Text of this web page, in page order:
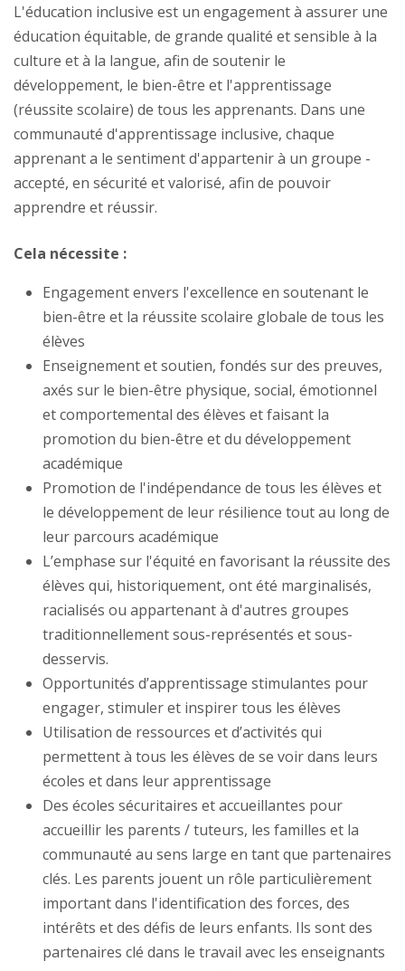
L'éducation inclusive est un engagement à assurer une
éducation équitable, de grande qualité et sensible à la
culture et à la langue, afin de soutenir le
développement, le bien-être et l'apprentissage
(réussite scolaire) de tous les apprenants. Dans une
communauté d'apprentissage inclusive, chaque
apprenant a le sentiment d'appartenir à un groupe -
accepté, en sécurité et valorisé, afin de pouvoir
apprendre et réussir.
Cela nécessite :
Engagement envers l'excellence en soutenant le
bien-être et la réussite scolaire globale de tous les
élèves
Enseignement et soutien, fondés sur des preuves,
axés sur le bien-être physique, social, émotionnel
et comportemental des élèves et faisant la
promotion du bien-être et du développement
académique
Promotion de l'indépendance de tous les élèves et
le développement de leur résilience tout au long de
leur parcours académique
L’emphase sur l'équité en favorisant la réussite des
élèves qui, historiquement, ont été marginalisés,
racialisés ou appartenant à d'autres groupes
traditionnellement sous-représentés et sous-
desservis.
Opportunités d’apprentissage stimulantes pour
engager, stimuler et inspirer tous les élèves
Utilisation de ressources et d’activités qui
permettent à tous les élèves de se voir dans leurs
écoles et dans leur apprentissage
Des écoles sécuritaires et accueillantes pour
accueillir les parents / tuteurs, les familles et la
communauté au sens large en tant que partenaires
clés. Les parents jouent un rôle particulièrement
important dans l'identification des forces, des
intérêts et des défis de leurs enfants. Ils sont des
partenaires clé dans le travail avec les enseignants